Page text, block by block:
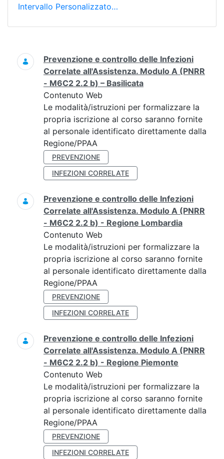
Intervallo Personalizzato…
Ricerca
Prevenzione e controllo delle Infezioni
Correlate all'Assistenza. Modulo A (PNRR
- M6C2 2.2 b) – Basilicata
Contenuto Web
Le modalità/istruzioni per formalizzare la
propria iscrizione al corso saranno fornite
al personale identificato direttamente dalla
Regione/PPAA
PREVENZIONE
INFEZIONI CORRELATE
Prevenzione e controllo delle Infezioni
Correlate all'Assistenza. Modulo A (PNRR
- M6C2 2.2 b) - Regione Lombardia
Contenuto Web
Le modalità/istruzioni per formalizzare la
propria iscrizione al corso saranno fornite
al personale identificato direttamente dalla
Regione/PPAA
PREVENZIONE
INFEZIONI CORRELATE
Prevenzione e controllo delle Infezioni
Correlate all'Assistenza. Modulo A (PNRR
- M6C2 2.2 b) - Regione Piemonte
Contenuto Web
Le modalità/istruzioni per formalizzare la
propria iscrizione al corso saranno fornite
al personale identificato direttamente dalla
Regione/PPAA
PREVENZIONE
INFEZIONI CORRELATE